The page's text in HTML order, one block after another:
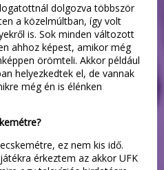
dolgozva többször
a közelmúltban, így volt
is. Sok minden változott
ahhoz képest, amikor még
örömteli. Akkor például
helyezkedtek el, de vannak
még én is élénken
ez nem kis idő.
érkeztem az akkor UFK